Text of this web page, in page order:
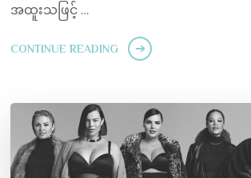
အထူးသဖြင့် …
CONTINUE READING